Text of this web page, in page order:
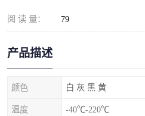
阅 读 量： 79
产品描述
颜色 白 灰 黑 黄
温度 -40℃-220℃